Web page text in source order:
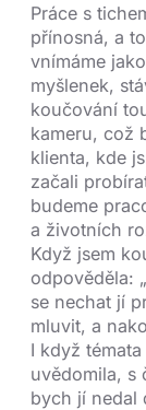
Práce s
přínosná, a
vnímáme
myšlenek,
koučování
kameru, což
klienta, kde
začali
budeme
a životních
Když jsem
odpověděla:
se nechat jí
mluvit, a
I když
uvědomila, s
bych jí nedal